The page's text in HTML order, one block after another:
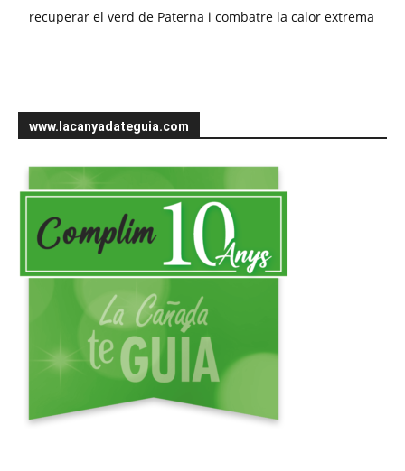
recuperar el verd de Paterna i combatre la calor extrema
www.lacanyadateguia.com